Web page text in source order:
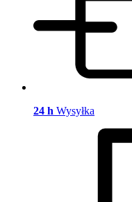
24 h Wysyłka